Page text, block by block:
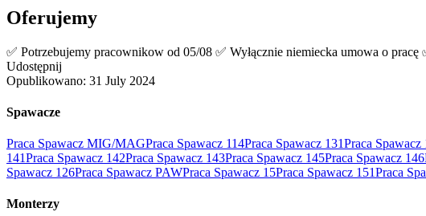
Oferujemy
✅ Potrzebujemy pracownikow od 05/08 ✅ Wyłącznie niemiecka umowa o
Udostępnij
Opublikowano: 31 July 2024
Spawacze
Praca Spawacz MIG/MAGPraca Spawacz 114Praca Spawacz 131Praca Spawacz
141Praca Spawacz 142Praca Spawacz 143Praca Spawacz 145Praca Spawacz 146
Spawacz 126Praca Spawacz PAWPraca Spawacz 15Praca Spawacz 151Praca
Monterzy